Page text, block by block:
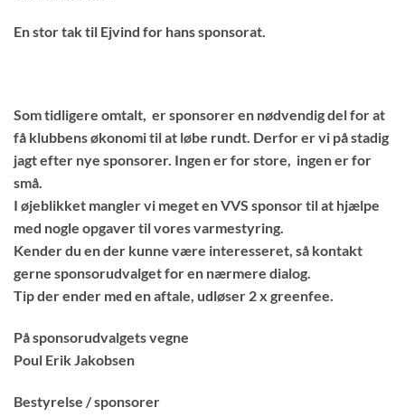
En stor tak til Ejvind for hans sponsorat.
Som tidligere omtalt, er sponsorer en nødvendig del for at
få klubbens økonomi til at løbe rundt. Derfor er vi på stadig
jagt efter nye sponsorer. Ingen er for store, ingen er for
små.
I øjeblikket mangler vi meget en VVS sponsor til at hjælpe
med nogle opgaver til vores varmestyring.
Kender du en der kunne være interesseret, så kontakt
gerne sponsorudvalget for en nærmere dialog.
Tip der ender med en aftale, udløser 2 x greenfee.
På sponsorudvalgets vegne
Poul Erik Jakobsen
Bestyrelse / sponsorer